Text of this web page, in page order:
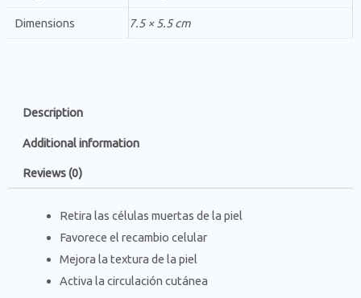
Dimensions 7.5 × 5.5 cm
Description
Additional information
Reviews (0)
Retira las células muertas de la piel
Favorece el recambio celular
Mejora la textura de la piel
Activa la circulación cutánea